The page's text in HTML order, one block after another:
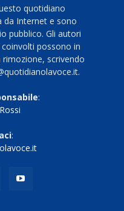
quotidiano
da Internet e sono
pubblico. Gli autori
possono in
scrivendo
:
: